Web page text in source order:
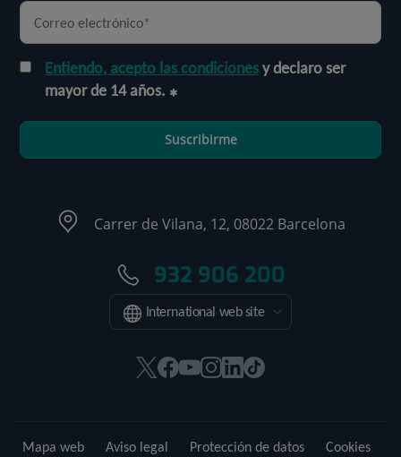
Entiendo, acepto las condicionesy declaro ser
mayor de 14 años.
Suscribirme
Carrer de Vilana, 12, 08022 Barcelona
932 906 200
International web site
EsteEsteEsteEsteEsteEnlace
Mapa web Aviso legal Protección de datos Cookies